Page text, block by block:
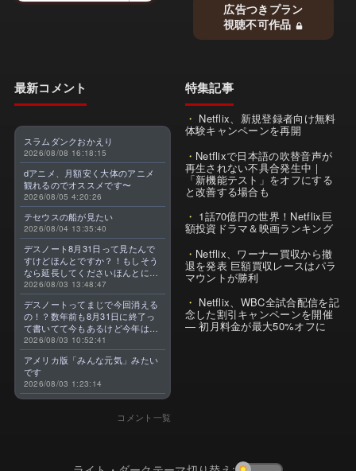
広告つきプラン
視聴不可作品
最新コメント
スラムダンクおかえり
2026/08/08 16:18:15
dアニメ、月額安く大体のアニメ
観れるのでオススメです〜
2026/08/05 4:20:26
テセウスの船が見たい
2026/08/04 13:35:40
デスノート8月31日って見たんで
すけどほんとですか？！もしそう
なら延長してくださいほんとに大
好きなんです😭
2026/08/03 13:48:47
デスノートってまじで今回消える
の！？数年前も8月31日に終了っ
て書いてて今もあるけど今年はま
じのやつ！？よくわからん！！で
きればなくならないでほしい！平
成アニメを振り返らせてくれっ
っ！！！！！！！
2026/08/03 10:52:41
アメリカ版「みんな元気」みたい
です
2026/08/03 1:23:14
コメント一覧
特集記事
Netflix、新規登録者向け無料
体験キャンペーンを再開
Netflixで日本語の吹替音声が
再生されない不具合発生中｜
「新機能テスト」をオフにする
と改善する場合も
1話70億円の世界！Netflix巨
額投資ドラマ＆映画ランキング
Netflix、ワーナー買収から撤
退を発表 巨額買収レースはパラ
マウントが勝利
Netflix、WBC全試合配信を記
念した割引キャンペーンを開催
— 初月料金が最大50%オフに